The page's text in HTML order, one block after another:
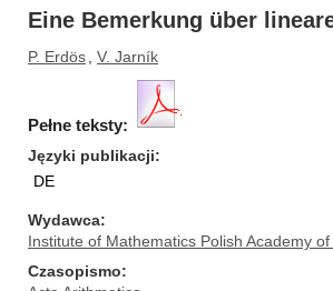
Eine Bemerkung über
P. Erdös V. Jarník
Pełne teksty:
Języki publikacji
DE
Wydawca
Institute of Mathematics Polish Academy
Czasopismo